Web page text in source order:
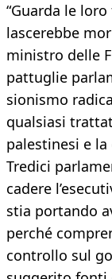
“Guarda le
lascerebbe
ministro delle
pattuglie
sionismo
qualsiasi
palestinesi e la
Tredici
cadere
stia portando
perché
controllo sul